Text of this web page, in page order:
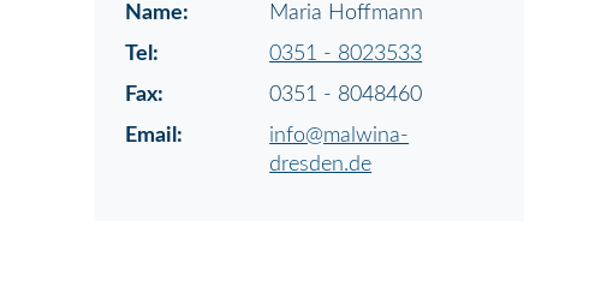
Name:
Maria Hoffmann
Tel:
0351 - 8023533
Fax:
0351 - 8048460
Email:
info@malwina-
dresden.de